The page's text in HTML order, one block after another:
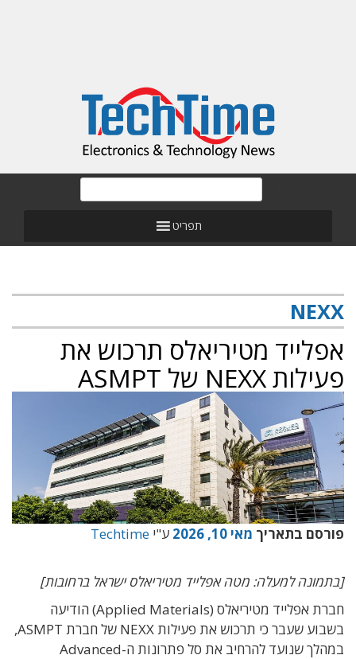
תפריט
NEXX
אפלייד מטיריאלס תרכוש את
פעילות NEXX של ASMPT
פורסם בתאריך מאי 10, 2026 ע"י Techtime
[בתמונה למעלה: מטה אפלייד מטיריאלס ישראל ברחובות]
חברת אפלייד מטיריאלס (Applied Materials) הודיעה
בשבוע שעבר כי תרכוש את פעילות NEXX של חברת ASMPT,
במהלך שנועד להרחיב את סל פתרונות ה-Advanced